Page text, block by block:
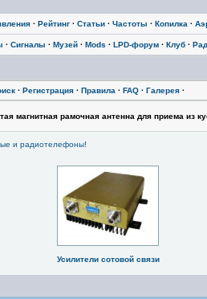
· Рейтинг· Статьи· Частоты · Копилка ·
· Сигналы · Музей· Mods · LPD-форум· Клуб·
· Регистрация· Правила · FAQ· Галерея·
магнитная рамочная антенна для приема из
и радиотелефоны!
Усилители сотовой связи